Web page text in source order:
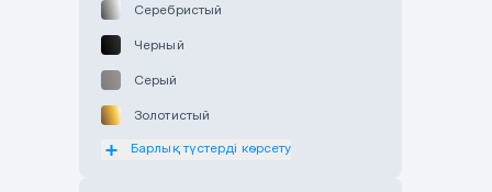
Серебристый
Черный
Серый
Золотистый
Оранжевый
Барлық түстерді көрсету